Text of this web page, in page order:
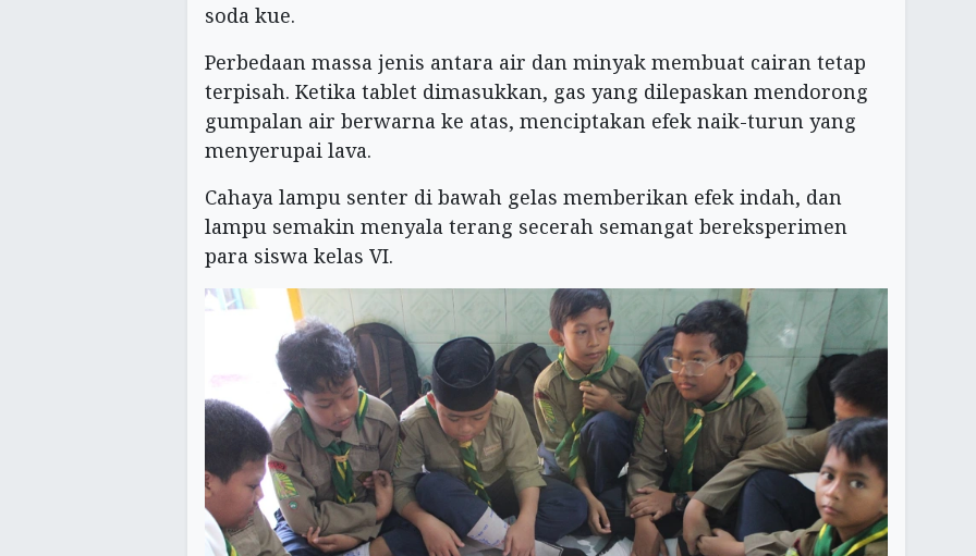
soda kue.
Perbedaan massa jenis antara air dan minyak membuat cairan tetap
terpisah. Ketika tablet dimasukkan, gas yang dilepaskan mendorong
gumpalan air berwarna ke atas, menciptakan efek naik-turun yang
menyerupai lava.
Cahaya lampu senter di bawah gelas memberikan efek indah, dan
lampu semakin menyala terang secerah semangat bereksperimen
para siswa kelas VI.